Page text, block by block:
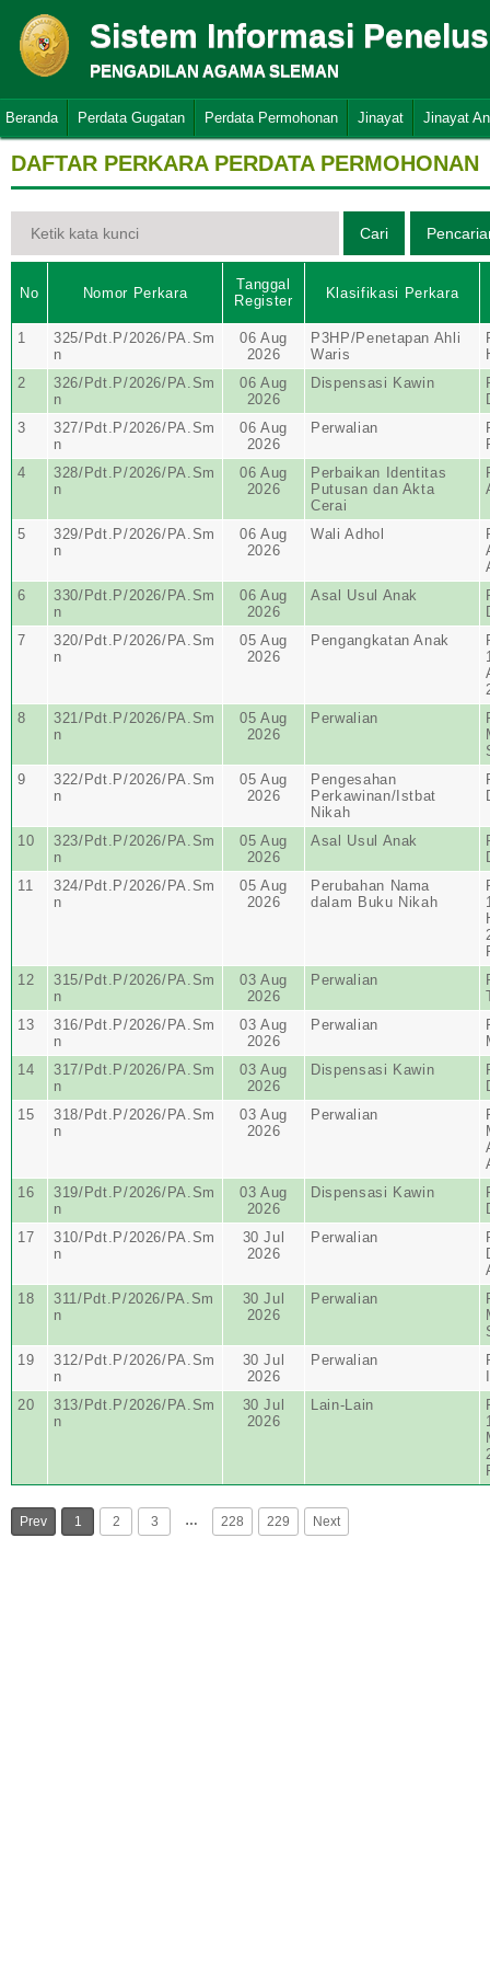
Sistem Informasi
PENGADILAN AGAMA SLEMAN
Beranda Perdata Gugatan Perdata Permohonan Jinayat Jinayat
DAFTAR PERKARA PERDATA PERMOHONAN
No Nomor Perkara
Tanggal
Register
Klasifikasi Perkara
1
325/Pdt.P/2026/PA.Sm
n
06 Aug
2026
P3HP/Penetapan Ahli
Waris
2
326/Pdt.P/2026/PA.Sm
n
06 Aug
2026
Dispensasi Kawin
3
327/Pdt.P/2026/PA.Sm
n
06 Aug
2026
Perwalian
4
328/Pdt.P/2026/PA.Sm
n
06 Aug
2026
Perbaikan Identitas
Putusan dan Akta
Cerai
5
329/Pdt.P/2026/PA.Sm
n
06 Aug
2026
Wali Adhol
6
330/Pdt.P/2026/PA.Sm
n
06 Aug
2026
Asal Usul Anak
7
320/Pdt.P/2026/PA.Sm
n
05 Aug
2026
Pengangkatan Anak
8
321/Pdt.P/2026/PA.Sm
n
05 Aug
2026
Perwalian
9
322/Pdt.P/2026/PA.Sm
n
05 Aug
2026
Pengesahan
Perkawinan/Istbat
Nikah
10
323/Pdt.P/2026/PA.Sm
n
05 Aug
2026
Asal Usul Anak
11
324/Pdt.P/2026/PA.Sm
n
05 Aug
2026
Perubahan Nama
dalam Buku Nikah
12
315/Pdt.P/2026/PA.Sm
n
03 Aug
2026
Perwalian
13
316/Pdt.P/2026/PA.Sm
n
03 Aug
2026
Perwalian
14
317/Pdt.P/2026/PA.Sm
n
03 Aug
2026
Dispensasi Kawin
15
318/Pdt.P/2026/PA.Sm
n
03 Aug
2026
Perwalian
16
319/Pdt.P/2026/PA.Sm
n
03 Aug
2026
Dispensasi Kawin
17
310/Pdt.P/2026/PA.Sm
n
30 Jul
2026
Perwalian
18
311/Pdt.P/2026/PA.Sm
n
30 Jul
2026
Perwalian
19
312/Pdt.P/2026/PA.Sm
n
30 Jul
2026
Perwalian
20
313/Pdt.P/2026/PA.Sm
n
30 Jul
2026
Lain-Lain
Prev 1 2 3 … 228 229 Next